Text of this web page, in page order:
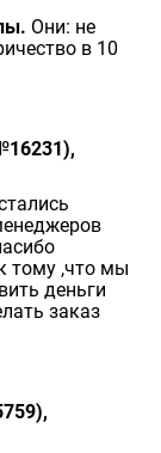
Они: не
в 10
тому ,что мы
деньги
заказ